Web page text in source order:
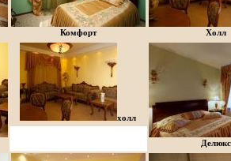
Комфорт Холл
холл
Делюкс